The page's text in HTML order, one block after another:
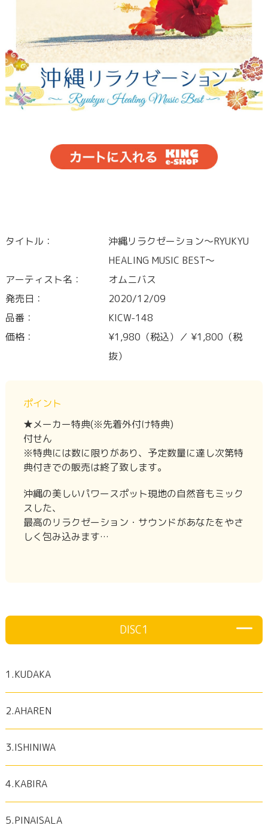
タイトル：
沖縄リラクゼーション～RYUKYU
HEALING MUSIC BEST～
アーティスト名：
オムニバス
発売日：
2020/12/09
品番：
KICW-148
価格：
¥1,980（税込）／ ¥1,800（税
抜）
ポイント
★メーカー特典(※先着外付け特典)
付せん
※特典には数に限りがあり、予定数量に達し次第特
典付きでの販売は終了致します。
沖縄の美しいパワースポット現地の自然音もミック
スした、
最高のリラクゼーション・サウンドがあなたをやさ
しく包み込みます…
DISC1
1.KUDAKA
2.AHAREN
3.ISHINIWA
4.KABIRA
5.PINAISALA